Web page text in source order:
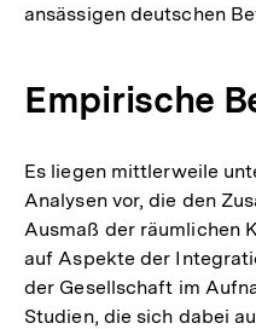
ansässigen deutschen
Empirische
Es liegen mittlerweile
Analysen vor, die den
Ausmaß der räumlichen
auf Aspekte der
der Gesellschaft im
Studien, die sich dabei